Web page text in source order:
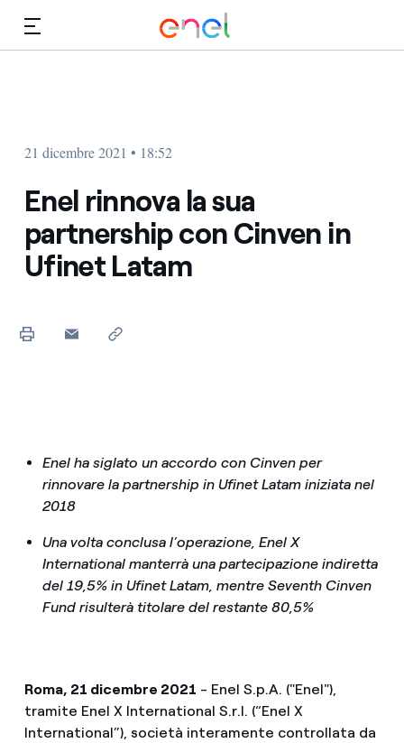
21 dicembre 2021 • 18:52
Enel rinnova la sua
partnership con Cinven in
Ufinet Latam
Enel ha siglato un accordo con Cinven per
rinnovare la partnership in Ufinet Latam iniziata nel
2018
Una volta conclusa l’operazione, Enel X
International manterrà una partecipazione indiretta
del 19,5% in Ufinet Latam, mentre Seventh Cinven
Fund risulterà titolare del restante 80,5%
Roma, 21 dicembre 2021 - Enel S.p.A. ("Enel"),
tramite Enel X International S.r.l. (“Enel X
International”), società interamente controllata da